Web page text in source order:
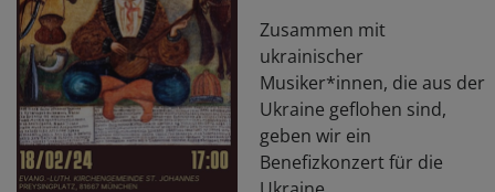
Zusammen mit
ukrainischer
Musiker*innen, die aus der
Ukraine geflohen sind,
geben wir ein
Benefizkonzert für die